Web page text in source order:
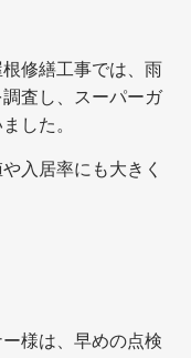
修繕工事では、雨
査し、スーパーガ
した。
入居率にも大きく
様は、早めの点検